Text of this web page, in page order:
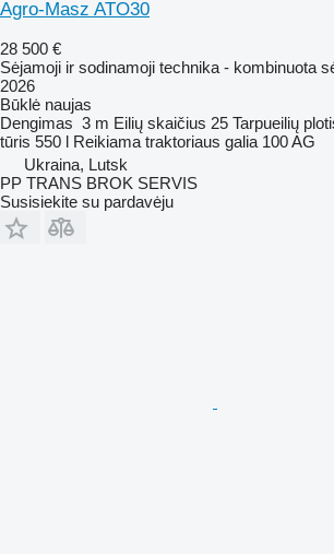
Agro-Masz ATO30
28 500 €
Sėjamoji ir sodinamoji technika - kombinuota
2026
Būklė naujas
Dengimas 3 m Eilių skaičius 25 Tarpueilių
tūris 550 l Reikiama traktoriaus galia 100 AG
Ukraina, Lutsk
PP TRANS BROK SERVIS
Susisiekite su pardavėju